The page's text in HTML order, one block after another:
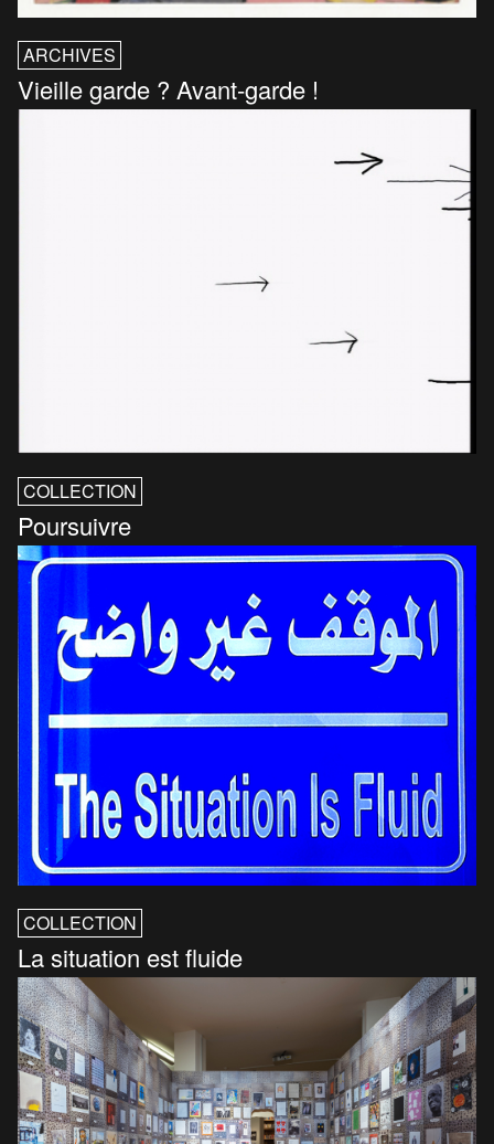
ARCHIVES
Vieille garde ? Avant-garde !
COLLECTION
Poursuivre
COLLECTION
La situation est fluide